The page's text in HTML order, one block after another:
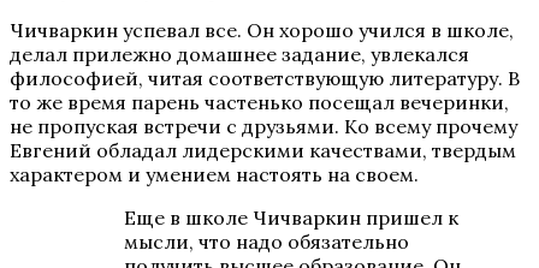
Чичваркин успевал все. Он хорошо учился в школе,
делал прилежно домашнее задание, увлекался
философией, читая соответствующую литературу. В
то же время парень частенько посещал вечеринки,
не пропуская встречи с друзьями. Ко всему прочему
Евгений обладал лидерскими качествами, твердым
характером и умением настоять на своем.
Еще в школе Чичваркин пришел к
мысли, что надо обязательно